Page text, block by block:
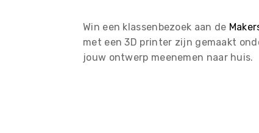
Win een klassenbezoek aan de
met een 3D printer zijn gemaakt
jouw ontwerp meenemen naar huis.